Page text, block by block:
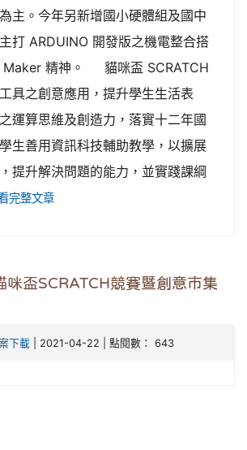
主。今年另新增國小硬體組及國中
打 ARDUINO 開發版之機電整合搭
Maker 精神。 貓咪盃 SCRATCH
具之創意應用，提升學生生活表
運算思維及創造力，落實十二年國
生善用資訊科技輔助教學，以擴展
提升解決問題的能力，並實踐課綱
完整文章
咪盃SCRATCH競賽暨創意市集
下載| 2021-04-22 | 點閱數： 643